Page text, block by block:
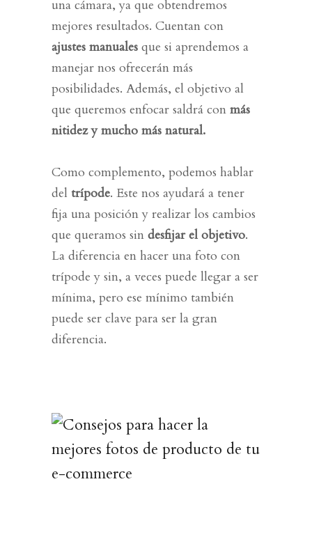
una cámara, ya que obtendremos
mejores resultados. Cuentan con
ajustes manuales que si aprendemos a
manejar nos ofrecerán más
posibilidades. Además, el objetivo al
que queremos enfocar saldrá con más
nitidez y mucho más natural.
Como complemento, podemos hablar
del trípode. Este nos ayudará a tener
fija una posición y realizar los cambios
que queramos sin desfijar el objetivo.
La diferencia en hacer una foto con
trípode y sin, a veces puede llegar a ser
mínima, pero ese mínimo también
puede ser clave para ser la gran
diferencia.